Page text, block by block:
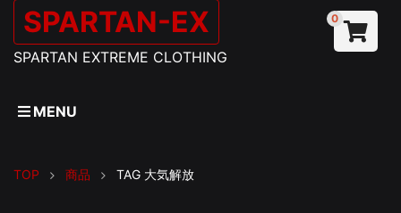
SPARTAN-EX
SPARTAN EXTREME CLOTHING
0
MENU
TOP 商品 TAG 大気解放